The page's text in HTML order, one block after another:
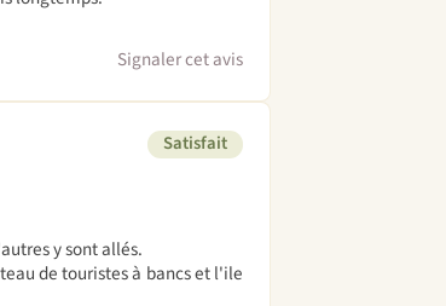
Signaler cet avis
Satisfait
y sont allés.
de touristes à bancs et l'ile